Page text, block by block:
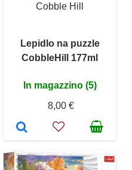
Cobble Hill
Lepidlo na puzzle
CobbleHill 177ml
In magazzino (5)
8,00 €